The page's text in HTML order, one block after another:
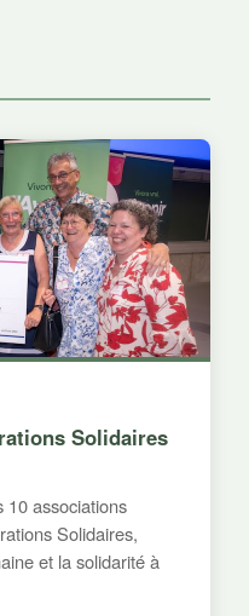
Solidaires
10 associations
Solidaires,
et la solidarité à